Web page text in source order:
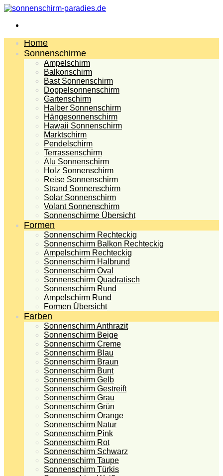
Home
Sonnenschirme
Ampelschirm
Balkonschirm
Bast Sonnenschirm
Doppelsonnenschirm
Gartenschirm
Halber Sonnenschirm
Hängesonnenschirm
Hawaii Sonnenschirm
Marktschirm
Pendelschirm
Terrassenschirm
Alu Sonnenschirm
Holz Sonnenschirm
Reise Sonnenschirm
Strand Sonnenschirm
Solar Sonnenschirm
Volant Sonnenschirm
Sonnenschirme Übersicht
Formen
Sonnenschirm Rechteckig
Sonnenschirm Balkon Rechteckig
Ampelschirm Rechteckig
Sonnenschirm Halbrund
Sonnenschirm Oval
Sonnenschirm Quadratisch
Sonnenschirm Rund
Ampelschirm Rund
Formen Übersicht
Farben
Sonnenschirm Anthrazit
Sonnenschirm Beige
Sonnenschirm Creme
Sonnenschirm Blau
Sonnenschirm Braun
Sonnenschirm Bunt
Sonnenschirm Gelb
Sonnenschirm Gestreift
Sonnenschirm Grau
Sonnenschirm Grün
Sonnenschirm Orange
Sonnenschirm Natur
Sonnenschirm Pink
Sonnenschirm Rot
Sonnenschirm Schwarz
Sonnenschirm Taupe
Sonnenschirm Türkis